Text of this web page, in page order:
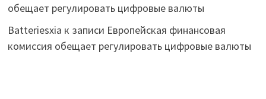
обещает регулировать цифровые валюты
Batteriesxia к записи Европейская финансовая
комиссия обещает регулировать цифровые валюты